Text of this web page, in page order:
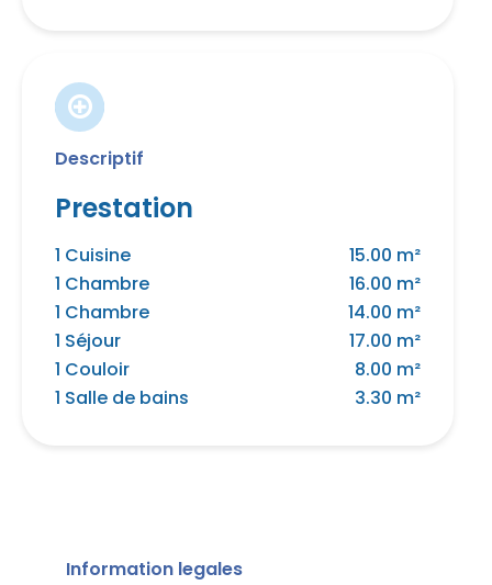
Descriptif
Prestation
1 Cuisine
15.00 m²
1 Chambre
16.00 m²
1 Chambre
14.00 m²
1 Séjour
17.00 m²
1 Couloir
8.00 m²
1 Salle de bains
3.30 m²
Information legales